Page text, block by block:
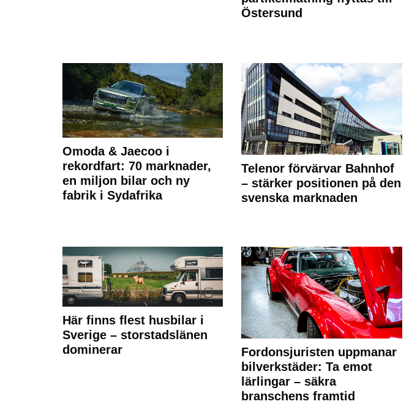
Östersund
Omoda & Jaecoo i
rekordfart: 70 marknader,
en miljon bilar och ny
fabrik i Sydafrika
Telenor förvärvar Bahnhof
– stärker positionen på den
svenska marknaden
Här finns flest husbilar i
Sverige – storstadslänen
dominerar
Fordonsjuristen uppmanar
bilverkstäder: Ta emot
lärlingar – säkra
branschens framtid